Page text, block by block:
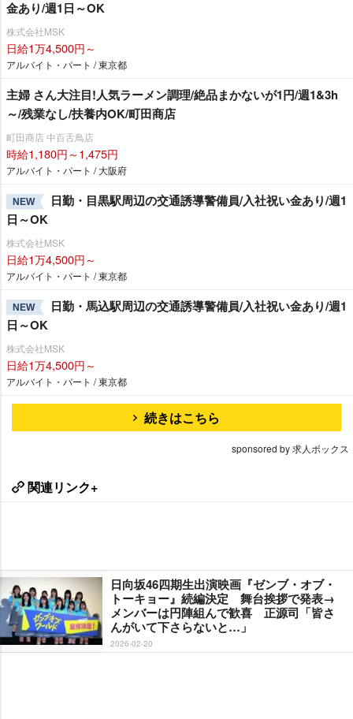
金あり/週1日～OK
株式会社MSK
日給1万4,500円～
アルバイト・パート / 東京都
主婦 さん大注目!人気ラーメン調理/絶品まかないが1円/週1&3h
～/残業なし/扶養内OK/町田商店
町田商店 中百舌鳥店
時給1,180円～1,475円
アルバイト・パート / 大阪府
NEW
日勤・目黒駅周辺の交通誘導警備員/入社祝い金あり/週1
日～OK
株式会社MSK
日給1万4,500円～
アルバイト・パート / 東京都
NEW
日勤・馬込駅周辺の交通誘導警備員/入社祝い金あり/週1
日～OK
株式会社MSK
日給1万4,500円～
アルバイト・パート / 東京都
続きはこちら
sponsored by 求人ボックス
関連リンク+
日向坂46四期生出演映画『ゼンブ・オブ・
トーキョー』続編決定 舞台挨拶で発表→
メンバーは円陣組んで歓喜 正源司「皆さ
んがいて下さらないと…」
2026-02-20